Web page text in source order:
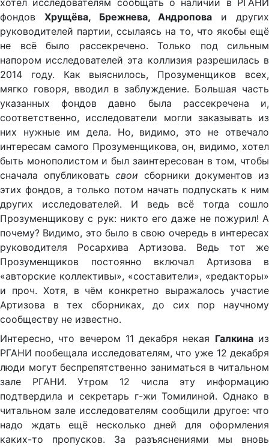
хотел исследователям сообщать о наличии в РГАНИ
фондов Хрущёва, Брежнева, Андропова и других
руководителей партии, ссылаясь на то, что якобы ещё
не всё было рассекречено. Только под сильным
напором исследователей эта коллизия разрешилась в
2014 году. Как выяснилось, Прозуменщиков всех,
мягко говоря, вводил в заблуждение. Большая часть
указанных фондов давно была рассекречена и,
соответственно, исследователи могли заказывать из
них нужные им дела. Но, видимо, это не отвечало
интересам самого Прозуменщикова, он, видимо, хотел
быть монополистом и был заинтересован в том, чтобы
сначала опубликоватьсвои сборники документов из
этих фондов, а только потом начать подпускать к ним
других исследователей. И ведь всё тогда сошло
Прозуменщикову с рук: никто его даже не пожурил! А
почему? Видимо, это было в свою очередь в интересах
руководителя Росархива Артизова. Ведь тот же
Прозуменщиков постоянно включал Артизова в
«авторские коллективы», «составители», «редакторы»
и проч. Хотя, в чём конкретно выражалось участие
Артизова в тех сборниках, до сих пор научному
сообществу не известно.
Интересно, что вечером 11 декабря некая Галкинаиз
РГАНИ пообещала исследователям, что уже 12 декабря
люди могут беспрепятственно заниматься в читальном
зале РГАНИ. Утром 12 числа эту информацию
подтвердила и секретарь г-жи Томилиной. Однако в
читальном зале исследователям сообщили другое: что
надо ждать ещё несколько дней для оформления
каких-то пропусков. За разъяснениями мы вновь